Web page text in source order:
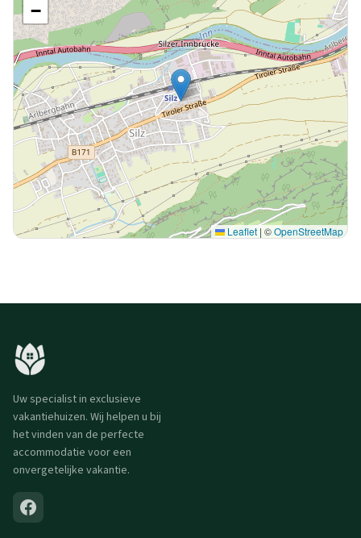
−
Leaflet | ©OpenStreetMap
Uw specialist in exclusieve
vakantiehuizen. Wij helpen u bij
het vinden van de perfecte
accommodatie voor een
onvergetelijke vakantie.